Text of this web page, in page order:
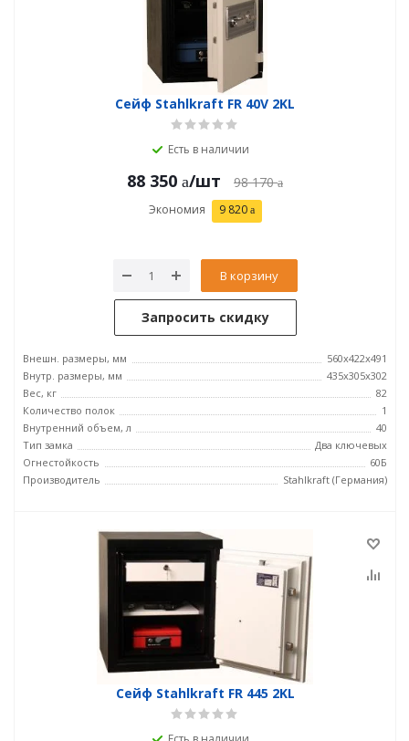
Сейф Stahlkraft FR 40V 2KL
Есть в наличии
88 350 /шт 98 170
Экономия 9 820
В корзину
Запросить скидку
Внешн. размеры, мм
560x422x491
Внутр. размеры, мм
435x305x302
Вес, кг
82
Количество полок
1
Внутренний объем, л
40
Тип замка
Два ключевых
Огнестойкость
60Б
Производитель
Stahlkraft (Германия)
Сейф Stahlkraft FR 445 2KL